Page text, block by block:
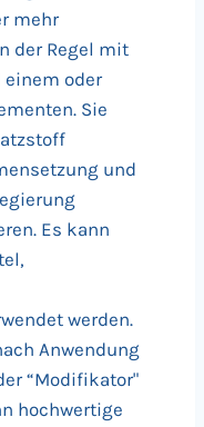
mehr
der Regel mit
oder
Sie
und
Es kann
werden.
Anwendung
“Modifikator"
hochwertige